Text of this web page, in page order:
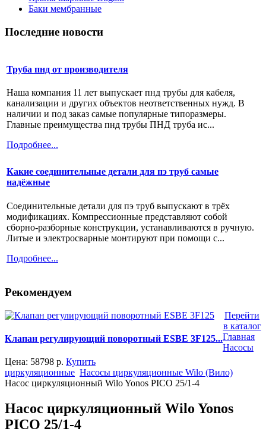
Баки мембранные
Последние новости
Труба пнд от производителя
Наша компания 11 лет выпускает пнд трубы для кабеля,
канализации и других объектов неответственных нужд. В
наличии и под заказ самые популярные типоразмеры.
Главные преимущества пнд трубы ПНД труба ис...
Подробнее...
Какие соединительные детали для пэ труб самые
надёжные
Соединительные детали для пэ труб выпускают в трёх
модификациях. Компрессионные представляют собой
сборно-разборные конструкции, устанавливаются в ручную.
Литые и электросварные монтируют при помощи с...
Подробнее...
Рекомендуем
Клапан регулирующий поворотный ESBE 3F125...
Цена: 58798 р. Купить
Перейти
в каталог
Главная
Насосы
циркуляционные Насосы циркуляционные Wilo (Вило)
Насос циркуляционный Wilo Yonos PICO 25/1-4
Насос циркуляционный Wilo Yonos
PICO 25/1-4